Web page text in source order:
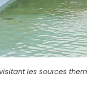
les sources